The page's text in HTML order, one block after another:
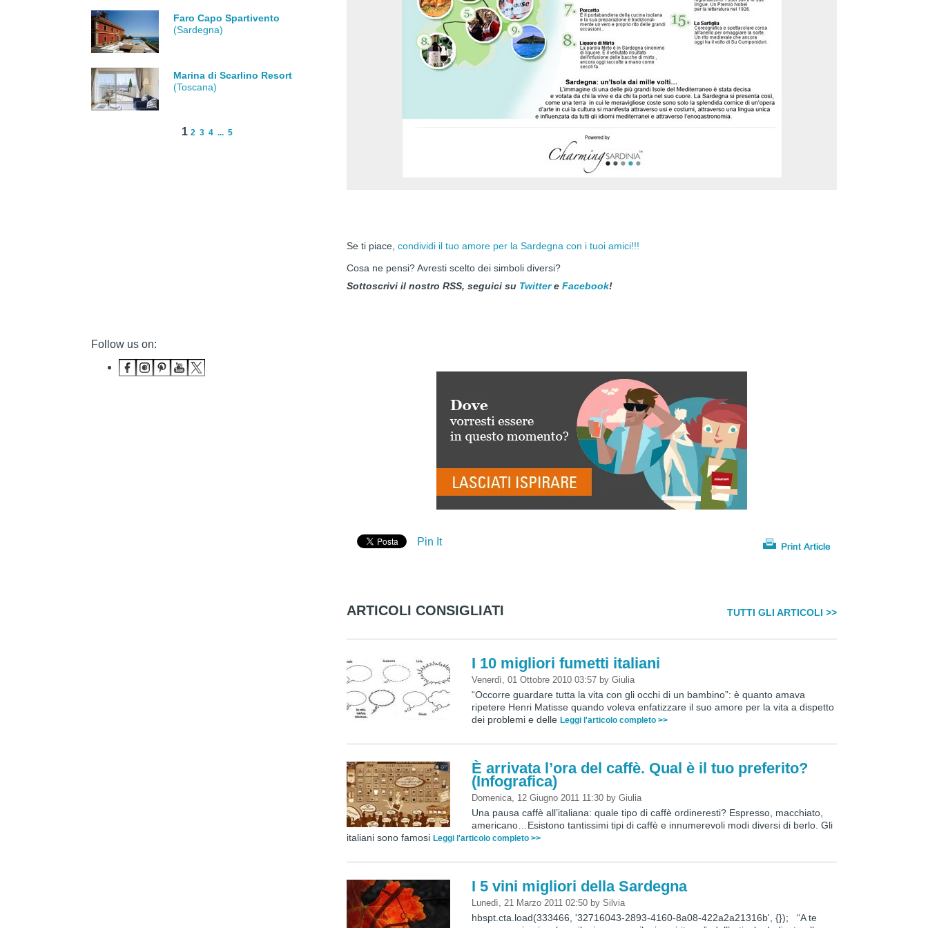
Se ti piace, condividi il tuo amore per la Sardegna con i tuoi amici!!!
Cosa ne pensi? Avresti scelto dei simboli diversi?
Sottoscrivi il nostro RSS, seguici su Twittere Facebook!
Pin It
ARTICOLI CONSIGLIATI TUTTI GLI ARTICOLI >>
I 10 migliori fumetti italiani
Venerdì, 01 Ottobre 2010 03:57 byGiulia
“Occorre guardare tutta la vita con gli occhi di un bambino”: è quanto amava
ripetere Henri Matisse quando voleva enfatizzare il suo amore per la vita a dispetto
dei problemi e delleLeggi l'articolo completo >>
È arrivata l’ora del caffè. Qual è il tuo preferito?
(Infografica)
Domenica, 12 Giugno 2011 11:30 byGiulia
Una pausa caffè all’italiana: quale tipo di caffè ordineresti? Espresso, macchiato,
americano…Esistono tantissimi tipi di caffè e innumerevoli modi diversi di berlo. Gli
italiani sono famosi Leggi l'articolo completo >>
I 5 vini migliori della Sardegna
Lunedì, 21 Marzo 2011 02:50 bySilvia
hbspt.cta.load(333466, '32716043-2893-4160-8a08-422a2a21316b', {}); “A te
Faro Capo Spartivento
(Sardegna)
Marina di Scarlino Resort
(Toscana)
1 2 3 4 ... 5
Follow us on: